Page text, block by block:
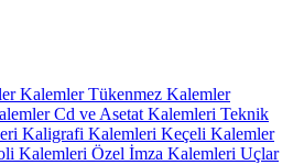
KalemlerTükenmez Kalemler
Cd ve Asetat Kalemleri Teknik
Kaligrafi Kalemleri Keçeli Kalemler
Kalemleri Özel İmza Kalemleri Uçlar